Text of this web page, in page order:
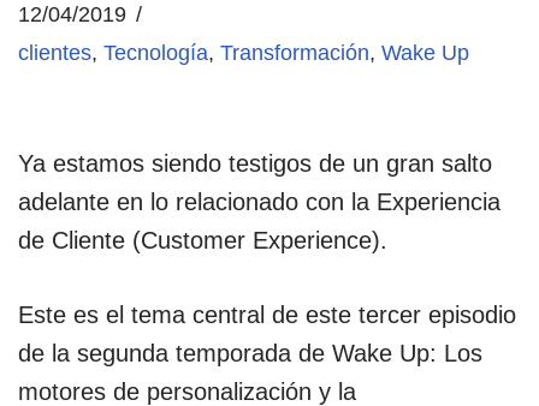
12/04/2019
clientes, Tecnología, Transformación, Wake Up
Ya estamos siendo testigos de un gran salto
adelante en lo relacionado con la Experiencia
de Cliente (Customer Experience).
Este es el tema central de este tercer episodio
de la segunda temporada de Wake Up: Los
motores de personalización y la